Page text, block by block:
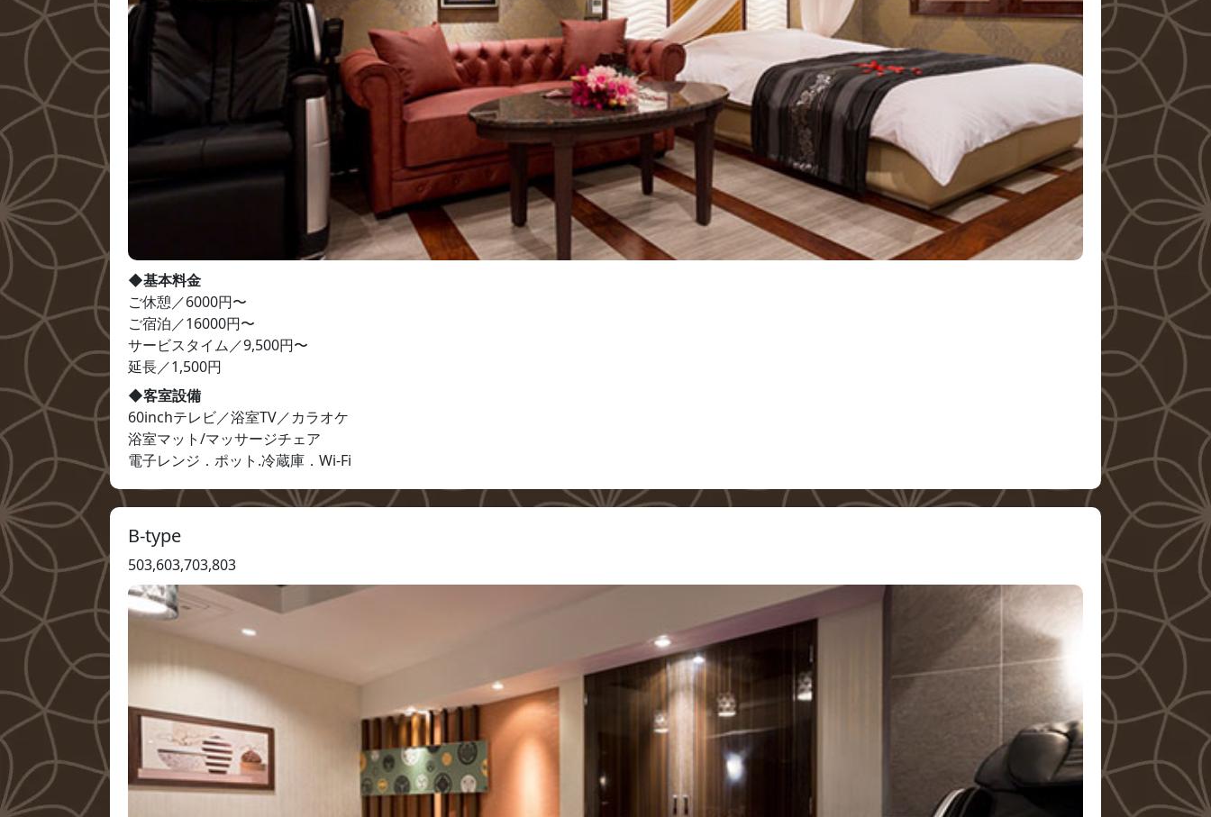
◆基本料金
ご休憩／6000円〜
ご宿泊／16000円〜
サービスタイム／9,500円〜
延長／1,500円
◆客室設備
60inchテレビ／浴室TV／カラオケ
浴室マット/マッサージチェア
電子レンジ．ポット.冷蔵庫．Wi-Fi
B-type
503,603,703,803